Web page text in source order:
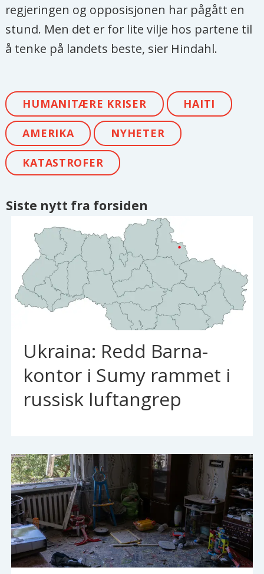
regjeringen og opposisjonen har pågått en
stund. Men det er for lite vilje hos partene til
å tenke på landets beste, sier Hindahl.
HUMANITÆRE KRISER HAITI
AMERIKA NYHETER
KATASTROFER
Siste nytt fra forsiden
Ukraina: Redd Barna-
kontor i Sumy rammet i
russisk luftangrep